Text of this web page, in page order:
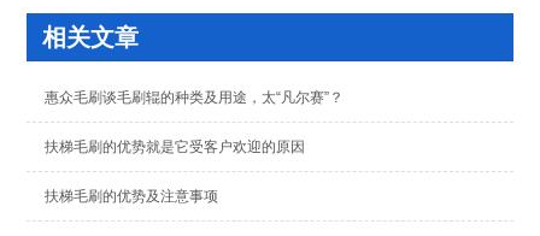
相关文章
惠众毛刷谈毛刷辊的种类及用途，太“凡尔赛”？
扶梯毛刷的优势就是它受客户欢迎的原因
扶梯毛刷的优势及注意事项